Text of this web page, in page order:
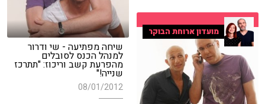
שיחה מפתיעה - שי ודרור
למנהל הכנס לסובלים
מהפרעת קשב וריכוז: "תתרכז
שנייה!"
08/01/2012
מועדון ארוחת הבוקר